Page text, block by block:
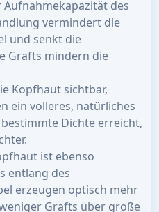
des
vermindert die
und senkt die
Grafts mindern die
Kopfhaut sichtbar,
ein volleres, natürliches
Dichte erreicht,
ist ebenso
entlang des
erzeugen optisch mehr
Grafts über große